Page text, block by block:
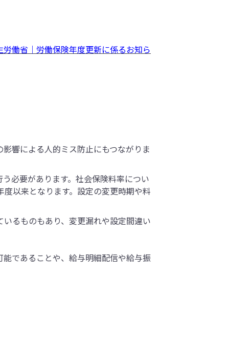
労働省｜労働保険年度更新に係るお知ら
響による人的ミス防止にもつながりま
必要があります。社会保険料率につい
以来となります。設定の変更時期や料
るものもあり、変更漏れや設定間違い
であることや、給与明細配信や給与振